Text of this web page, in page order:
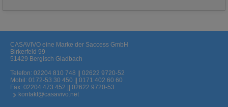
CASAVIVO eine Marke der Saccess GmbH
Birkerfeld 99
51429 Bergisch Gladbach
Telefon: 02204 810 748 || 02622 9720-52
Mobil: 0172-53 30 450 || 0171 402 60 60
Fax: 02204 473 452 || 02622 9720-53
kontakt@casavivo.net